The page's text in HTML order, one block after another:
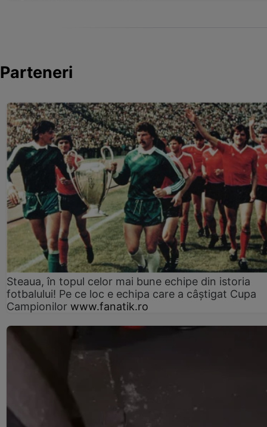
Parteneri
Steaua, în topul celor mai bune echipe din istoria
fotbalului! Pe ce loc e echipa care a câştigat Cupa
Campionilor www.fanatik.ro